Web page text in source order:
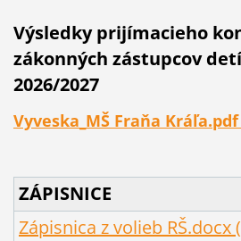
Výsledky prijímacieho
zákonných zástupcov
2026/2027
Vyveska_MŠ Fraňa Kráľa.pdf
ZÁPISNICE
Zápisnica z volieb RŠ.docx